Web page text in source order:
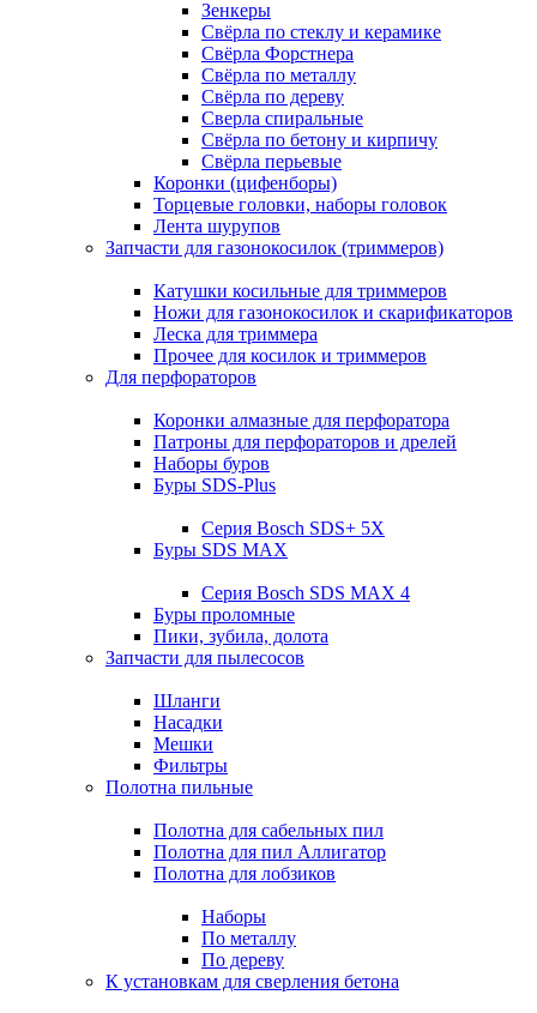
Зенкеры
Свёрла по стеклу и керамике
Свёрла Форстнера
Свёрла по металлу
Свёрла по дереву
Сверла спиральные
Свёрла по бетону и кирпичу
Свёрла перьевые
Коронки (цифенборы)
Торцевые головки, наборы головок
Лента шурупов
Запчасти для газонокосилок (триммеров)
Катушки косильные для триммеров
Ножи для газонокосилок и скарификаторов
Леска для триммера
Прочее для косилок и триммеров
Для перфораторов
Коронки алмазные для перфоратора
Патроны для перфораторов и дрелей
Наборы буров
Буры SDS-Plus
Серия Bosch SDS+ 5X
Буры SDS MAX
Серия Bosch SDS MAX 4
Буры проломные
Пики, зубила, долота
Запчасти для пылесосов
Шланги
Насадки
Мешки
Фильтры
Полотна пильные
Полотна для сабельных пил
Полотна для пил Аллигатор
Полотна для лобзиков
Наборы
По металлу
По дереву
К установкам для сверления бетона